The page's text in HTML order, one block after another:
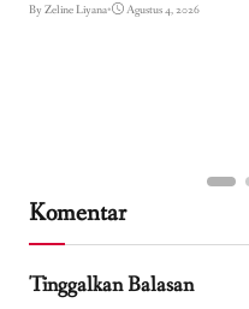
By Zeline Liyana• Agustus 4, 2026
Komentar
Tinggalkan Balasan